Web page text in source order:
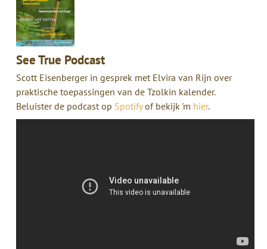
See True Podcast
Scott Eisenberger in gesprek met Elvira van Rijn over
praktische toepassingen van de Tzolkin kalender.
Beluister de podcast op Spotifyof bekijk 'm hier.